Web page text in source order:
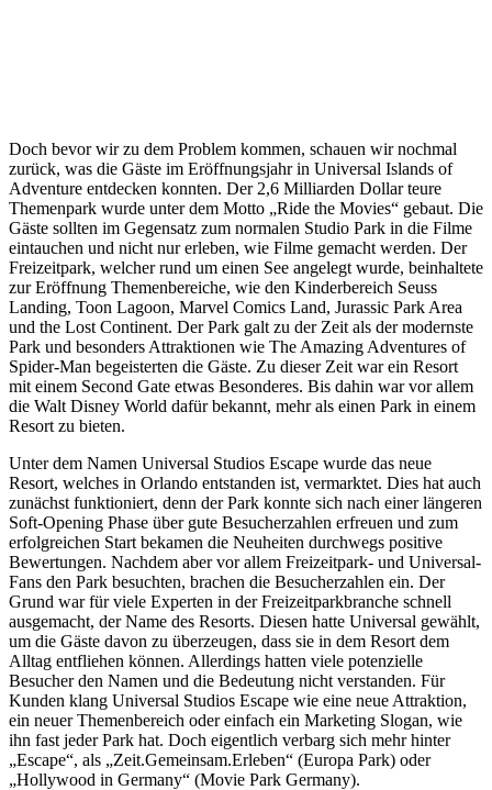
Doch bevor wir zu dem Problem kommen, schauen wir nochmal
zurück, was die Gäste im Eröffnungsjahr in Universal Islands of
Adventure entdecken konnten. Der 2,6 Milliarden Dollar teure
Themenpark wurde unter dem Motto „Ride the Movies“ gebaut. Die
Gäste sollten im Gegensatz zum normalen Studio Park in die Filme
eintauchen und nicht nur erleben, wie Filme gemacht werden. Der
Freizeitpark, welcher rund um einen See angelegt wurde, beinhaltete
zur Eröffnung Themenbereiche, wie den Kinderbereich Seuss
Landing, Toon Lagoon, Marvel Comics Land, Jurassic Park Area
und the Lost Continent. Der Park galt zu der Zeit als der modernste
Park und besonders Attraktionen wie The Amazing Adventures of
Spider-Man begeisterten die Gäste. Zu dieser Zeit war ein Resort
mit einem Second Gate etwas Besonderes. Bis dahin war vor allem
die Walt Disney World dafür bekannt, mehr als einen Park in einem
Resort zu bieten.
Unter dem Namen Universal Studios Escape wurde das neue
Resort, welches in Orlando entstanden ist, vermarktet. Dies hat auch
zunächst funktioniert, denn der Park konnte sich nach einer längeren
Soft-Opening Phase über gute Besucherzahlen erfreuen und zum
erfolgreichen Start bekamen die Neuheiten durchwegs positive
Bewertungen. Nachdem aber vor allem Freizeitpark- und Universal-
Fans den Park besuchten, brachen die Besucherzahlen ein. Der
Grund war für viele Experten in der Freizeitparkbranche schnell
ausgemacht, der Name des Resorts. Diesen hatte Universal gewählt,
um die Gäste davon zu überzeugen, dass sie in dem Resort dem
Alltag entfliehen können. Allerdings hatten viele potenzielle
Besucher den Namen und die Bedeutung nicht verstanden. Für
Kunden klang Universal Studios Escape wie eine neue Attraktion,
ein neuer Themenbereich oder einfach ein Marketing Slogan, wie
ihn fast jeder Park hat. Doch eigentlich verbarg sich mehr hinter
„Escape“, als „Zeit.Gemeinsam.Erleben“ (Europa Park) oder
„Hollywood in Germany“ (Movie Park Germany).